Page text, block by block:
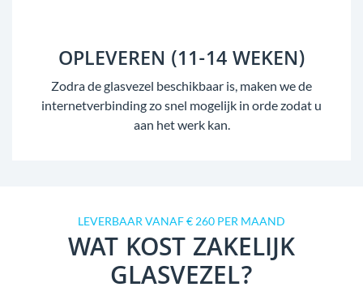
OPLEVEREN (11-14 WEKEN)
Zodra de glasvezel beschikbaar is, maken we de
internetverbinding zo snel mogelijk in orde zodat u
aan het werk kan.
LEVERBAAR VANAF € 260 PER MAAND
WAT KOST ZAKELIJK
GLASVEZEL?